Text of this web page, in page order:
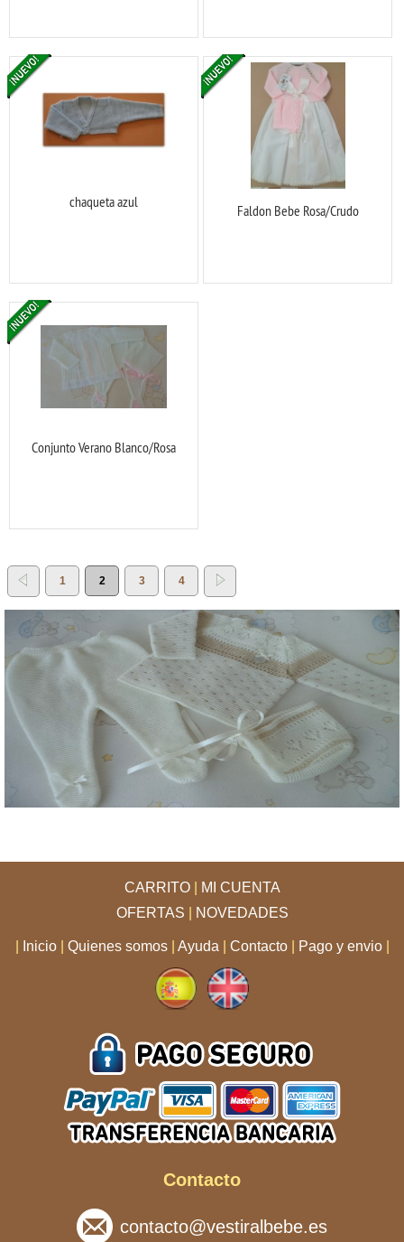
chaqueta azul Faldon Bebe Rosa/Crudo
Conjunto Verano Blanco/Rosa
1 2 3 4
CARRITO|
MI CUENTA
OFERTAS
NOVEDADES
Inicio Quienes somos Ayuda Contacto Pago y envio
Contacto
contacto@vestiralbebe.es